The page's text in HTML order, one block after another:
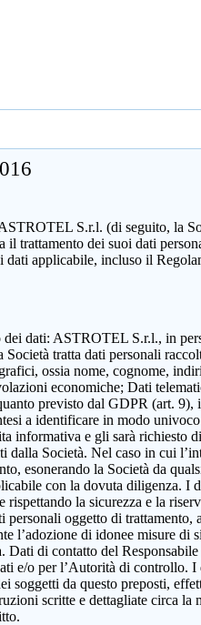
S.r.l. (di seguito, la
trattamento dei suoi dati
applicabile, incluso il
dati: ASTROTEL S.r.l., in
tratta dati personali
ossia nome, cognome,
economiche; Dati
previsto dal GDPR (art.
a identificare in modo
informativa e gli sarà
Società. Nel caso in cui
esonerando la Società da
con la dovuta diligenza.
la sicurezza e la
oggetto di
di idonee misure
di contatto del
e/o per l’Autorità di
da questo preposti,
scritte e dettagliate circa